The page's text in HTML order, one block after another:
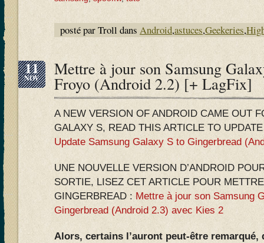
posté par Troll dans Android,astuces,Geekeries,
11
NOV Mettre à jour son Samsung
Froyo (Android 2.2) [+ LagFix]
A NEW VERSION OF ANDROID CAME OUT
GALAXY S, READ THIS ARTICLE TO
Update Samsung Galaxy S to Gingerbread
UNE NOUVELLE VERSION D’ANDROID
SORTIE, LISEZ CET ARTICLE POUR
GINGERBREAD : Mettre à jour son Samsung
Gingerbread (Android 2.3) avec Kies 2
Alors, certains l’auront peut-être remarqué,